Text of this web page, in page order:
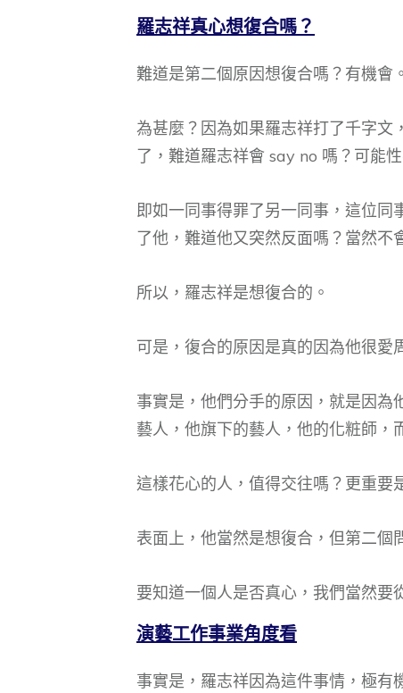
羅志祥真心想復合嗎？
難道是第二個原因想復合嗎？有機會。
為甚麼？因為如果羅志祥打了千字文
了，難道羅志祥會 say no 嗎？可能性
即如一同事得罪了另一同事，這位同
了他，難道他又突然反面嗎？當然不
所以，羅志祥是想復合的。
可是，復合的原因是真的因為他很愛
事實是，他們分手的原因，就是因為
藝人，他旗下的藝人，他的化粧師，
這樣花心的人，值得交往嗎？更重要
表面上，他當然是想復合，但第二個
要知道一個人是否真心，我們當然要
演藝工作事業角度看
事實是，羅志祥因為這件事情，極有